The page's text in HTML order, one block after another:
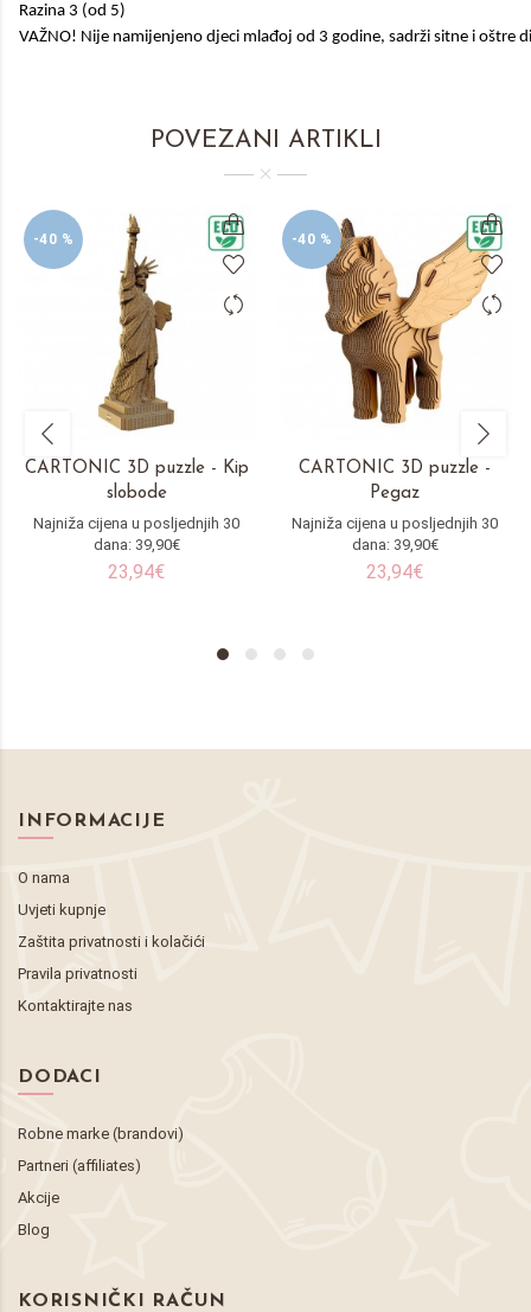
Razina 3 (od 5)
VAŽNO! Nije namijenjeno djeci mlađoj od 3 godine, sadrži sitne i oštre
POVEZANI ARTIKLI
-40 %
CARTONIC 3D puzzle - Kip
slobode
Najniža cijena u posljednjih 30
dana: 39,90€
23,94€
-40 %
CARTONIC 3D puzzle -
Pegaz
Najniža cijena u posljednjih 30
dana: 39,90€
23,94€
INFORMACIJE
O nama
Uvjeti kupnje
Zaštita privatnosti i kolačići
Pravila privatnosti
Kontaktirajte nas
DODACI
Robne marke (brandovi)
Partneri (affiliates)
Akcije
Blog
KORISNIČKI RAČUN